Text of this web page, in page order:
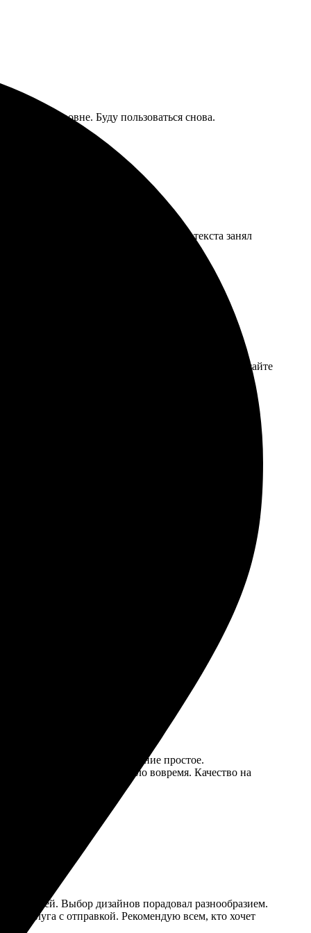
высшем уровне. Буду пользоваться снова.
понятен. Выбор дизайна и текста занял
Результат превзошёл ожидания!
прошло быстро и без проблем. Заказ оформил на сайте
высоким качеством, цвета яркие и насыщенные.
что можно отправить прямо по адресу,
довольна.
выбор большой, оформление простое.
моё оформление, пришло вовремя. Качество на
Выбор дизайнов порадовал разнообразием.
услуга с отправкой. Рекомендую всем, кто хочет